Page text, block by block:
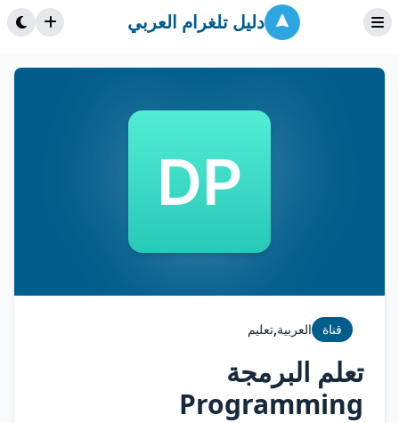
دليل تلغرام العربي
قناة العربية,تعليم
تعلم البرمجة
Programming